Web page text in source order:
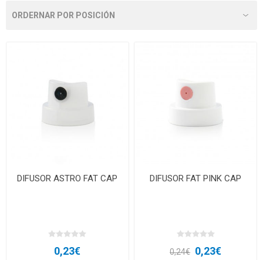
DIFUSOR ASTRO FAT CAP
0,23€
DIFUSOR FAT PINK CAP
0,24€ 0,23€